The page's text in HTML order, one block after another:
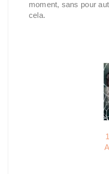
moment, sans pour
cela.